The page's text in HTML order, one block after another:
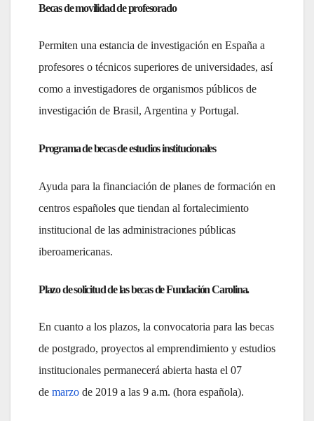
Becas de movilidad de profesorado
Permiten una estancia de investigación en España a
profesores o técnicos superiores de universidades, así
como a investigadores de organismos públicos de
investigación de Brasil, Argentina y Portugal.
Programa de becas de estudios institucionales
Ayuda para la financiación de planes de formación en
centros españoles que tiendan al fortalecimiento
institucional de las administraciones públicas
iberoamericanas.
Plazo de solicitud de las becas de Fundación Carolina.
En cuanto a los plazos, la convocatoria para las becas
de postgrado, proyectos al emprendimiento y estudios
institucionales permanecerá abierta hasta el 07
de marzo de 2019 a las 9 a.m. (hora española).